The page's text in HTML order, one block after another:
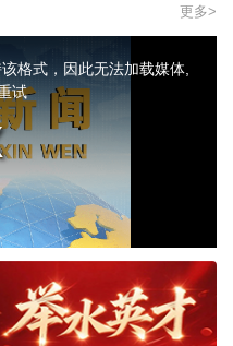
更多>
格式，因此无法加载媒体,
试